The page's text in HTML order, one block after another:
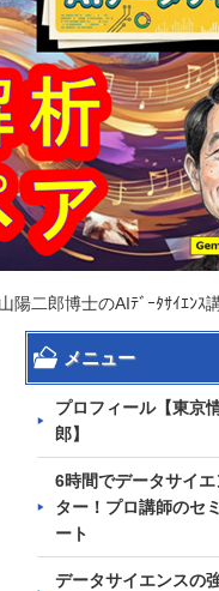
二郎博士のAIﾃﾞｰﾀｻｲｴﾝｽ講
メニュー
プロフィール【東京
郎】
6時間でデータサイ
ター！プロ講師のセ
ート
データサイエンスの